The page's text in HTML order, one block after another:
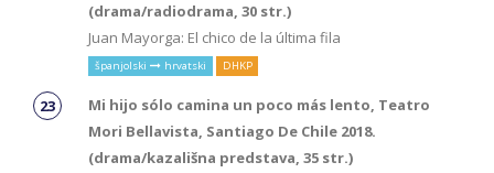
(drama/radiodrama, 30 str.)
Juan Mayorga: El chico de la última fila
španjolski hrvatski DHKP
Mi hijo sólo camina un poco más lento, Teatro
Mori Bellavista, Santiago De Chile 2018.
(drama/kazališna predstava, 35 str.)